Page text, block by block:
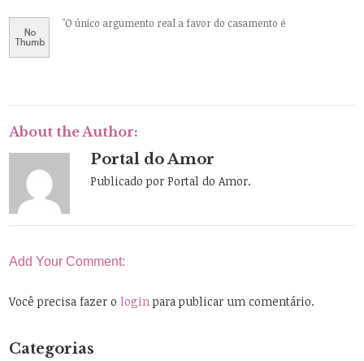
"O único argumento real a favor do casamento é
About the Author:
Portal do Amor
Publicado por Portal do Amor.
Add Your Comment:
Você precisa fazer ologin para publicar um comentário.
Categorias